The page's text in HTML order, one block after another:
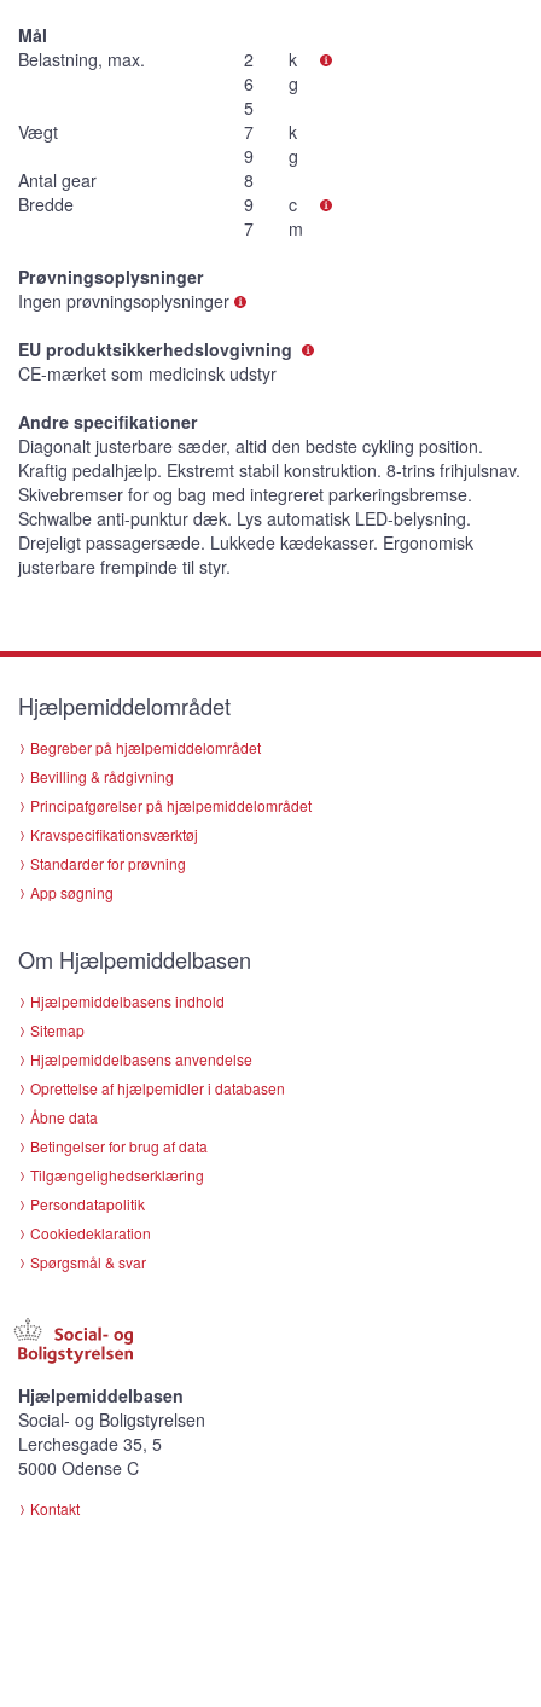
Mål
Belastning, max.
2
6
5
k
g
Vægt
7
9
k
g
Antal gear
8
Bredde
9
7
c
m
Prøvningsoplysninger
Ingen prøvningsoplysninger
EU produktsikkerhedslovgivning
CE-mærket som medicinsk udstyr
Andre specifikationer
Diagonalt justerbare sæder, altid den bedste cykling position.
Kraftig pedalhjælp. Ekstremt stabil konstruktion. 8-trins frihjulsnav.
Skivebremser for og bag med integreret parkeringsbremse.
Schwalbe anti-punktur dæk. Lys automatisk LED-belysning.
Drejeligt passagersæde. Lukkede kædekasser. Ergonomisk
justerbare frempinde til styr.
Hjælpemiddelområdet
Begreber på hjælpemiddelområdet
Bevilling & rådgivning
Principafgørelser på hjælpemiddelområdet
Kravspecifikationsværktøj
Standarder for prøvning
App søgning
Om Hjælpemiddelbasen
Hjælpemiddelbasens indhold
Sitemap
Hjælpemiddelbasens anvendelse
Oprettelse af hjælpemidler i databasen
Åbne data
Betingelser for brug af data
Tilgængelighedserklæring
Persondatapolitik
Cookiedeklaration
Spørgsmål & svar
Hjælpemiddelbasen
Social- og Boligstyrelsen
Lerchesgade 35, 5
5000 Odense C
Kontakt